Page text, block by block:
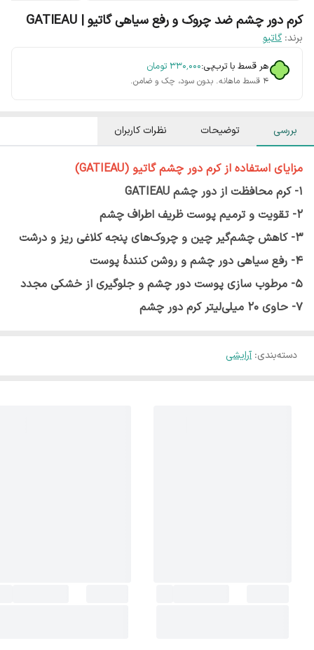
کرم دور چشم ضد چروک و رفع سیاهی گاتیو | GATIEAU
برند: گاتیو
هر قسط با ترب‌پی:۳۳۰٬۰۰۰ تومان
۴ قسط ماهانه. بدون سود، چک و ضامن.
بررسی توضیحات نظرات کاربران
مزایای استفاده از کرم دور چشم گاتیو (GATIEAU)
1- کرم محافظت از دور چشم GATIEAU
2- تقویت و ترمیم پوست ظریف اطراف چشم
3- کاهش چشم‌گیر چین‌ و چروک‌های پنجه کلاغی ریز و درشت
4- رفع سیاهی دور چشم و روشن‌ کنندۀ پوست
5- مرطوب سازی پوست دور چشم و جلوگیری از خشکی مجدد
7- حاوی 20 میلی‌لیتر کرم دور چشم
دسته‌بندی: آرایشی